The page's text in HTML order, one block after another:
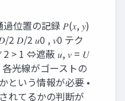
位置の記録 𝑃(𝑥, 𝑦)
2 𝐷/2 𝑢0 , 𝑣0 テク
2 > 1 ⇔遮蔽 𝑢, 𝑣 = 𝑈
光線がゴーストの
という情報が必要 •
れてるかの判断が